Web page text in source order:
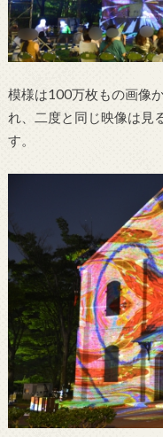
模様は100万枚もの画像
れ、二度と同じ映像は見
す。